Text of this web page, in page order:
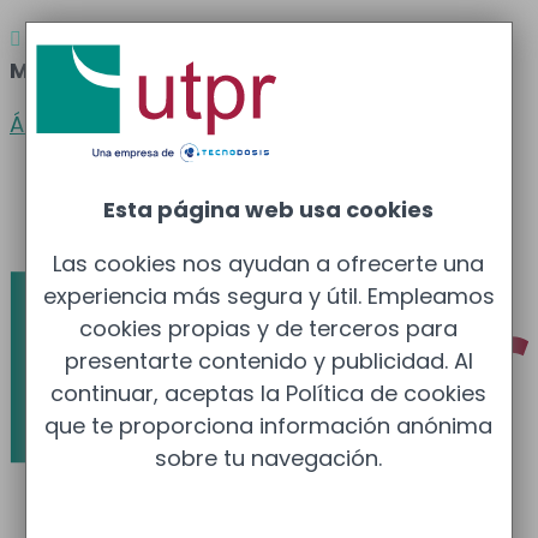
 Atención al cliente
Madrid: 910 211 975
Área clientes
Català
Esta página web usa cookies
Las cookies nos ayudan a ofrecerte una
experiencia más segura y útil. Empleamos
cookies propias y de terceros para
presentarte contenido y publicidad. Al
continuar, aceptas la Política de cookies
que te proporciona información anónima
sobre tu navegación.